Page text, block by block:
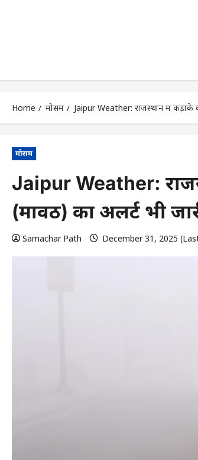
Home मोसम Jaipur Weather: राजस्थान में कड़ाके
मोसम
Jaipur Weather:
(मावठ) का अलर्ट भी
Samachar Path December 31, 2025